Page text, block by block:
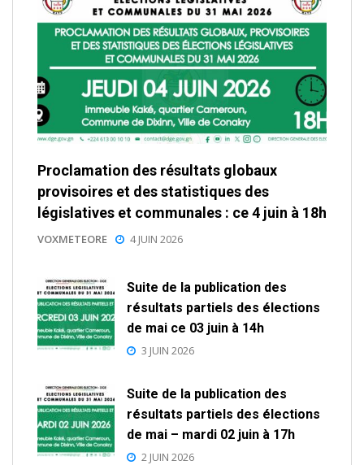
Proclamation des résultats globaux
provisoires et des statistiques des
législatives et communales : ce 4 juin à 18h
VOXMETEORE 4 JUIN 2026
Suite de la publication des
résultats partiels des élections
de mai ce 03 juin à 14h
3 JUIN 2026
Suite de la publication des
résultats partiels des élections
de mai – mardi 02 juin à 17h
2 JUIN 2026